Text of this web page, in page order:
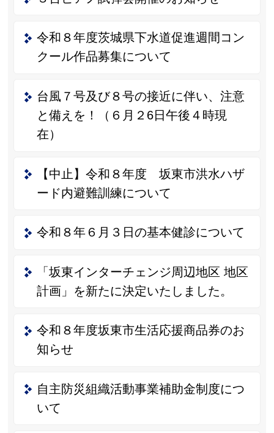
令和８年度茨城県下水道促進週間コン
クール作品募集について
台風７号及び８号の接近に伴い、注意
と備えを！（６月２6日午後４時現
在）
【中止】令和８年度 坂東市洪水ハザ
ード内避難訓練について
令和８年６月３日の基本健診について
「坂東インターチェンジ周辺地区 地区
計画」を新たに決定いたしました。
令和８年度坂東市生活応援商品券のお
知らせ
自主防災組織活動事業補助金制度につ
いて